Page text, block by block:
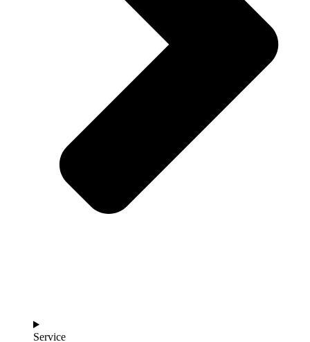
Service